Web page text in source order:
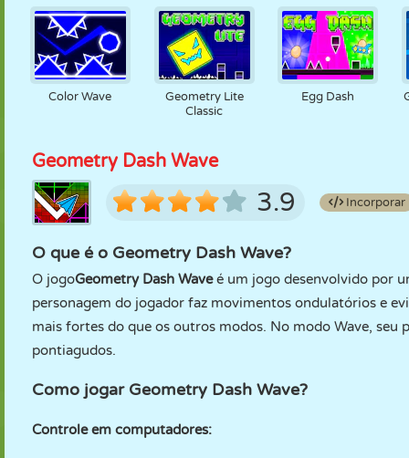
Color Wave
Geometry Lite
Classic
Egg Dash
Geometry Dash Wave
3.9 Incorporar
O que é o Geometry Dash Wave?
O jogoGeometry Dash Waveé um jogo desenvolvido por
personagem do jogador faz movimentos ondulatórios e
mais fortes do que os outros modos. No modo Wave, seu
pontiagudos.
Como jogar Geometry Dash Wave?
Controle em computadores: